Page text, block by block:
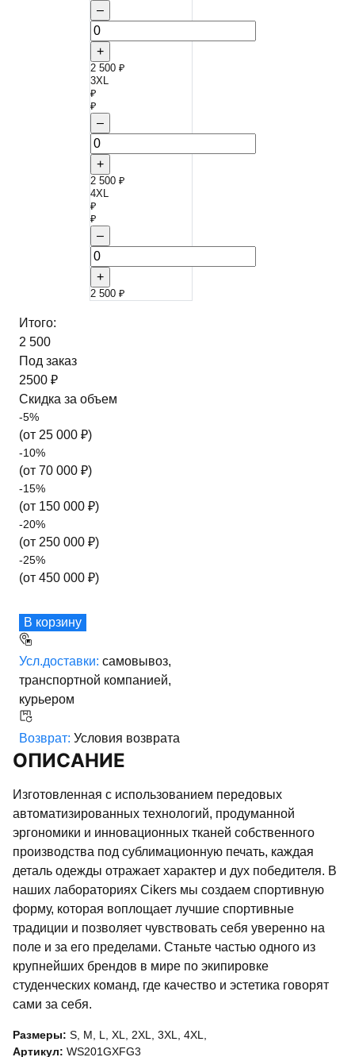
–
+
2 500 ₽
3XL
₽
₽
–
+
2 500 ₽
4XL
₽
₽
–
+
2 500 ₽
Итого:
2 500
Под заказ
2500 ₽
Скидка за объем
-5%
(от 25 000 ₽)
-10%
(от 70 000 ₽)
-15%
(от 150 000 ₽)
-20%
(от 250 000 ₽)
-25%
(от 450 000 ₽)
В корзину
Усл.доставки: самовывоз,
транспортной компанией,
курьером
Возврат: Условия возврата
ОПИСАНИЕ
Изготовленная с использованием передовых
автоматизированных технологий, продуманной
эргономики и инновационных тканей собственного
производства под сублимационную печать, каждая
деталь одежды отражает характер и дух победителя. В
наших лабораториях Cikers мы создаем спортивную
форму, которая воплощает лучшие спортивные
традиции и позволяет чувствовать себя уверенно на
поле и за его пределами. Станьте частью одного из
крупнейших брендов в мире по экипировке
студенческих команд, где качество и эстетика говорят
сами за себя.
Размеры: S M L XL 2XL 3XL 4XL
Артикул: WS201GXFG3